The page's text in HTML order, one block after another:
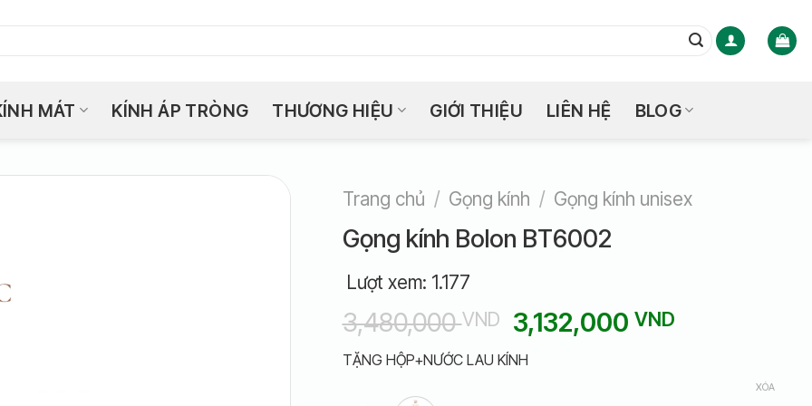
MÁT KÍNH ÁP TRÒNG THƯƠNG HIỆU GIỚI THIỆU LIÊN HỆ BLOG
Trang chủ / Gọng kính / Gọng kính unisex
Gọng kính Bolon BT6002
Lượt xem: 1.177
3,480,000VND
Giá
gốc
là:
3,132,000VND
TẶNG HỘP+NƯỚC LAU KÍNH
XÓA